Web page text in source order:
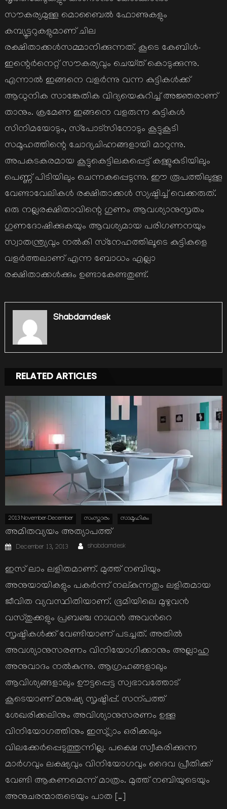
സൗകര്യമുള്ള മൊബൈല്‍ ഫോണുകളും
കമ്പ്യൂട്ടറുകളുമാണ്‌ ചില
രക്ഷിതാക്കള്‍സമ്മാനിക്കുന്നത്‌. കൂടെ കേബിള്‍-
ഇന്റെര്‍നെറ്റ്‌ സൗകര്യവും ചെയ്‌ത്‌ കൊടുക്കുന്നു.
എന്നാല്‍ ഇങ്ങനെ വളര്‍ന്നു വന്ന കുട്ടികള്‍ക്ക്‌
ആധുനിക സാങ്കേതിക വിദ്യയെകുറിച്ച്‌ അജ്ഞരാണ്‌
താനും. ക്രമേണ ഇങ്ങനെ വളരുന്ന കുട്ടികള്‍
സിനിമയോടും, സ്‌പോട്‌സിനോടും കൂട്ടുകൂടി
സമൂഹത്തിന്റെ ചോദ്യചിഹ്നങ്ങളായി മാറുന്നു.
അപകടകരമായ കൂട്ടുകെട്ടിലകപ്പെട്ട്‌ കള്ളുകുടിയിലും
പെണ്ണ്‌ പിടിയിലും ചെന്നകപ്പെടുന്നു. ഈ രൂപത്തിലുള്ള
വേണ്ടാവേലികള്‍ രക്ഷിതാക്കള്‍ സ്യഷ്ടിച്ച്‌ വെക്കരുത്‌.
ഒരു നല്ലരക്ഷിതാവിന്റെ ഗുണം ആവശ്യാനുസൃതം
ഗുണദോഷിക്കുകയും ആവശ്യമായ പരിഗണനയും
സ്വാതന്ത്ര്യവും നല്‍കി സ്‌നേഹത്തിലൂടെ കുട്ടികളെ
വളര്‍ത്തലാണ്‌ എന്ന ബോധം എല്ലാ
രക്ഷിതാക്കള്‍ക്കും ഉണ്ടാകേണ്ടതുണ്ട്‌.
Shabdamdesk
RELATED ARTICLES
2013 November-December സംസ്കാരം സാമൂഹികം
അമിതവ്യയം അത്യാപത്ത്
Posted
on
December 13, 2013 Author
shabdamdesk
ഇസ് ലാം ലളിതമാണ്. മുത്ത് നബിയും
അനുയായികളും പകര്‍ന്ന് നല്കുന്നതും ലളിതമായ
ജീവിത വ്യവസ്ഥിതിയാണ്. ഭൂമിയിലെ മുഴുവന്‍
വസ്തുക്കളും പ്രബഞ്ച നാഥന്‍ അവന്‍റെ
സൃഷ്ടികള്‍ക്ക് വേണ്ടിയാണ് പടച്ചത്. അതില്‍
അവശ്യാനുസരണം വിനിയോഗിക്കാനും അല്ലാഹു
അനുവാദം നല്‍കുന്നു. ആഗ്രഹങ്ങളാലും
ആവിശ്യങ്ങളാലും ഊട്ടപ്പെട്ട സ്വഭാവത്തോട്
കൂടെയാണ് മനുഷ്യ സൃഷ്ടിപ്പ്. സന്പത്ത്
ശേഖരിക്കലിനും അവിശ്യാനുസരണം ഉള്ള
വിനിയോഗത്തിനും ഇസ്്ലാം ഒരിക്കലും
വിലക്കേര്‍പ്പെടുത്തുന്നില്ല. പക്ഷെ സ്വീകരിക്കുന്ന
മാര്‍ഗവും ലക്ഷ്യവും വിനിയോഗവും ദൈവ പ്രീതിക്ക്
വേണ്ടി ആകണമെന്ന് മാത്രം. മുത്ത് നബിയുടെയും
അനുചരന്മാരുടെയും പാത […]